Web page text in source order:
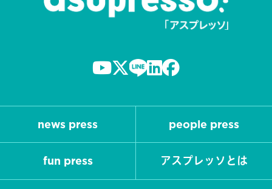
news press people press
fun press アスプレッソとは